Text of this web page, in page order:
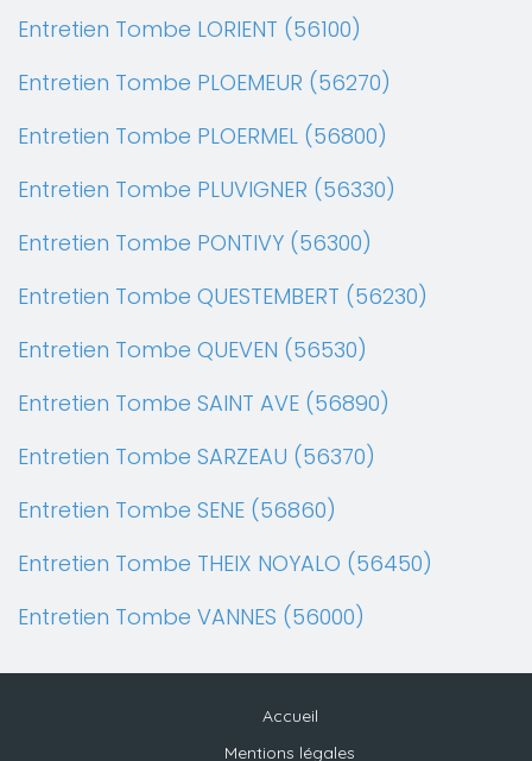
Entretien Tombe LORIENT (56100)
Entretien Tombe PLOEMEUR (56270)
Entretien Tombe PLOERMEL (56800)
Entretien Tombe PLUVIGNER (56330)
Entretien Tombe PONTIVY (56300)
Entretien Tombe QUESTEMBERT (56230)
Entretien Tombe QUEVEN (56530)
Entretien Tombe SAINT AVE (56890)
Entretien Tombe SARZEAU (56370)
Entretien Tombe SENE (56860)
Entretien Tombe THEIX NOYALO (56450)
Entretien Tombe VANNES (56000)
Accueil
Mentions légales